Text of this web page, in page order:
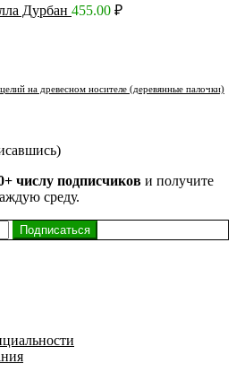
Дурбан 455.00 ₽
на древесном носителе (деревянные палочки)
числу подписчиков и получите
среду.